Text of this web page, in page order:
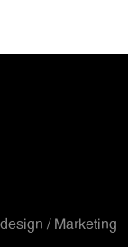
/ Marketing